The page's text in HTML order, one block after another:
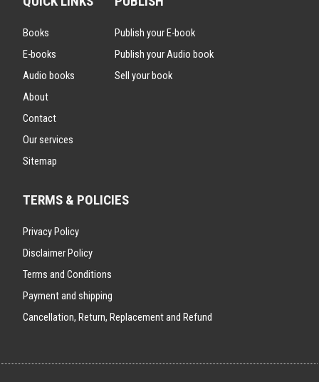
Books
E-books
Audio books
About
Contact
Our services
Sitemap
Publish your E-book
Publish your Audio book
Sell your book
TERMS & POLICIES
Privacy Policy
Disclaimer Policy
Terms and Conditions
Payment and shipping
Cancellation, Return, Replacement and Refund